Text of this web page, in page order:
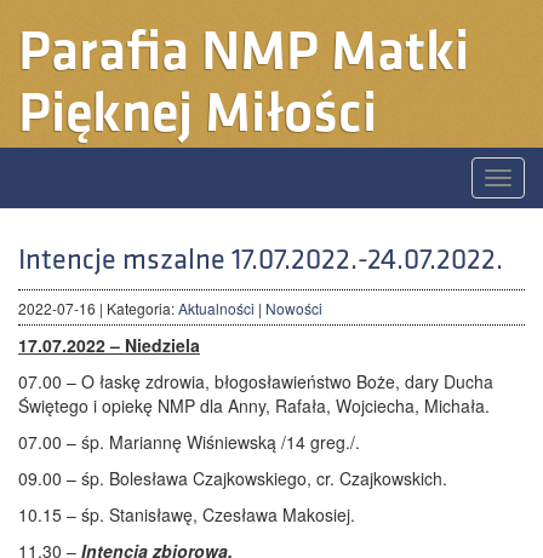
Parafia NMP Matki
Pięknej Miłości
Toggle
Intencje mszalne 17.07.2022.-24.07.2022.
2022-07-16 | Kategoria:Aktualności | Nowości
17.07.2022 – Niedziela
07.00 – O łaskę zdrowia, błogosławieństwo Boże, dary Ducha
Świętego i opiekę NMP dla Anny, Rafała, Wojciecha, Michała.
07.00 – śp. Mariannę Wiśniewską /14 greg./.
09.00 – śp. Bolesława Czajkowskiego, cr. Czajkowskich.
10.15 – śp. Stanisławę, Czesława Makosiej.
11.30 – Intencja zbiorowa.